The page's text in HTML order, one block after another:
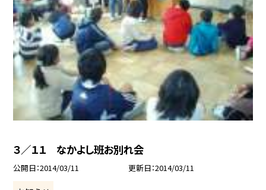
３／１１ なかよし班お別れ会
公開日 2014/03/11 更新日 2014/03/11